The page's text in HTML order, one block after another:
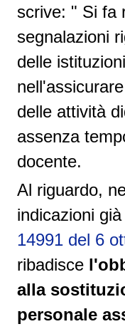
scrive: " Si fa
segnalazioni
delle
delle attività
assenza
docente.
Al riguardo,
indicazioni
14991 del 6
ribadisce
alla
personale